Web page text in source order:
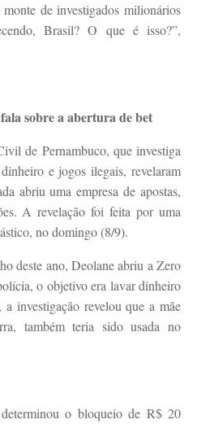
de investigados milionários
Brasil? O que é isso?”,
sobre a abertura de bet
de Pernambuco, que investiga
e jogos ilegais, revelaram
abriu uma empresa de apostas,
A revelação foi feita por uma
no domingo (8/9).
deste ano, Deolane abriu a Zero
o objetivo era lavar dinheiro
investigação revelou que a mãe
também teria sido usada no
o bloqueio de R$ 20